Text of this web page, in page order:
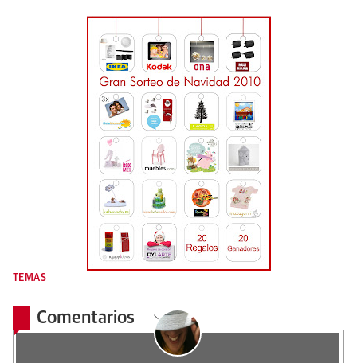
TEMAS
Comentarios